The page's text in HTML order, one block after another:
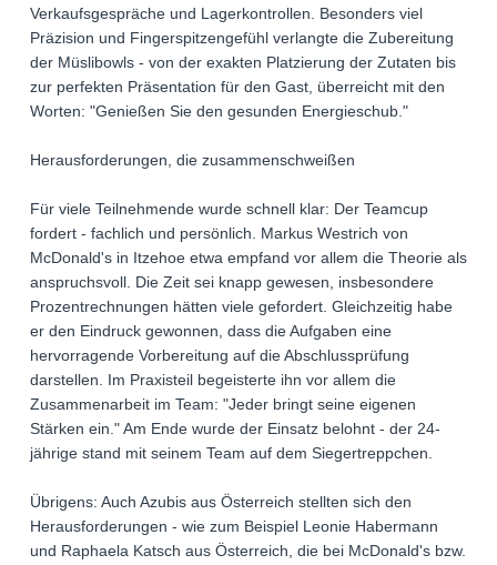
Verkaufsgespräche und Lagerkontrollen. Besonders viel
Präzision und Fingerspitzengefühl verlangte die Zubereitung
der Müslibowls - von der exakten Platzierung der Zutaten bis
zur perfekten Präsentation für den Gast, überreicht mit den
Worten: "Genießen Sie den gesunden Energieschub."
Herausforderungen, die zusammenschweißen
Für viele Teilnehmende wurde schnell klar: Der Teamcup
fordert - fachlich und persönlich. Markus Westrich von
McDonald's in Itzehoe etwa empfand vor allem die Theorie als
anspruchsvoll. Die Zeit sei knapp gewesen, insbesondere
Prozentrechnungen hätten viele gefordert. Gleichzeitig habe
er den Eindruck gewonnen, dass die Aufgaben eine
hervorragende Vorbereitung auf die Abschlussprüfung
darstellen. Im Praxisteil begeisterte ihn vor allem die
Zusammenarbeit im Team: "Jeder bringt seine eigenen
Stärken ein." Am Ende wurde der Einsatz belohnt - der 24-
jährige stand mit seinem Team auf dem Siegertreppchen.
Übrigens: Auch Azubis aus Österreich stellten sich den
Herausforderungen - wie zum Beispiel Leonie Habermann
und Raphaela Katsch aus Österreich, die bei McDonald's bzw.